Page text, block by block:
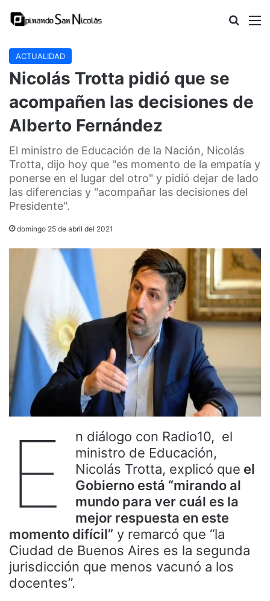
Buscar
ACTUALIDAD
Nicolás Trotta pidió que se
acompañen las decisiones de
Alberto Fernández
El ministro de Educación de la Nación, Nicolás
Trotta, dijo hoy que "es momento de la empatía y
ponerse en el lugar del otro" y pidió dejar de lado
las diferencias y "acompañar las decisiones del
Presidente".
domingo 25 de abril del 2021
E
n diálogo con Radio10, el
ministro de Educación,
Nicolás Trotta, explicó que el
Gobierno está “mirando al
mundo para ver cuál es la
mejor respuesta en este
momento difícil” y remarcó que “la
Ciudad de Buenos Aires es la segunda
jurisdicción que menos vacunó a los
docentes”.